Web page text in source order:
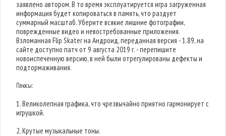
заявлено автором. В то время эксплуатируется игра загруженная
информация будет копироваться в память, что раздует
суммарный масштаб. Уберите всякие лишние фотографии,
поврежденные видео и невостребованные приложения.
Взломанная Flip Skater на Андроид, переданная версия - 1.89, на
сайте доступно патч от 9 августа 2019 г. - перепишите
новоиспеченную версию, в ней были отрегулированы дефекты и
подтормаживания.
Плюсы:
1. Великолепная графика, что чрезвычайно приятно гармонирует с
игрушкой.
2. Крутые музыкальные тоны.